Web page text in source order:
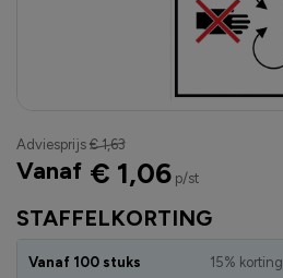
STAFFELKORTING
Vanaf 100 stuks 15% korting
Adviesprijs € 1,63
Vanaf € 1,06p/st